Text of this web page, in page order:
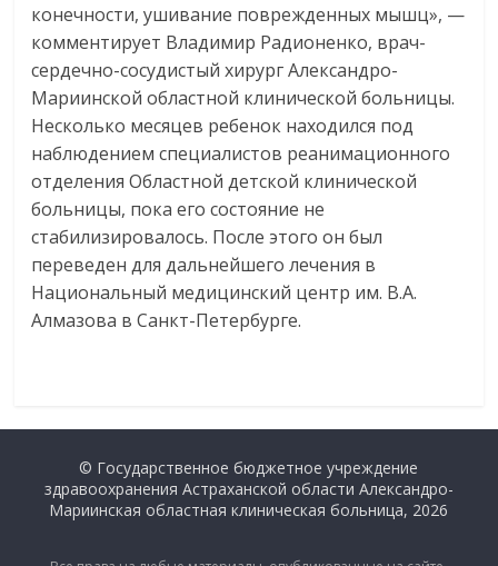
конечности, ушивание поврежденных мышц», —
комментирует Владимир Радионенко, врач-
сердечно-сосудистый хирург Александро-
Мариинской областной клинической больницы.
Несколько месяцев ребенок находился под
наблюдением специалистов реанимационного
отделения Областной детской клинической
больницы, пока его состояние не
стабилизировалось. После этого он был
переведен для дальнейшего лечения в
Национальный медицинский центр им. В.А.
Алмазова в Санкт-Петербурге.
© Государственное бюджетное учреждение
здравоохранения Астраханской области Александро-
Мариинская областная клиническая больница, 2026